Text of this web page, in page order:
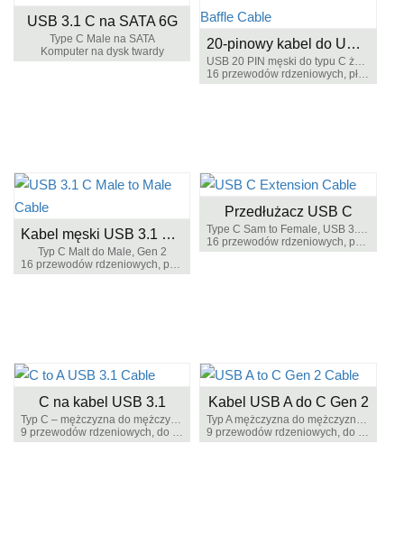
USB 3.1 C na SATA 6G
Type C Male na SATA
Komputer na dysk twardy
20-pinowy kabel do USB-C PCI Baffle
USB 20 PIN męski do typu C żeńskiego
16 przewodów rdzeniowych, płyta główna do panelu
Kabel męski USB 3.1 C do męskiego
Typ C Malt do Male, Gen 2
16 przewodów rdzeniowych, pełna funkcjonalność
Przedłużacz USB C
Type C Sam to Female, USB 3.1 Gen 2
16 przewodów rdzeniowych, pełna funkcjonalność
C na kabel USB 3.1
Typ C – mężczyzna do mężczyzny
9 przewodów rdzeniowych, do ładowania i synchronizacji danych
Kabel USB A do C Gen 2
Typ A mężczyzna do mężczyzny typu C
9 przewodów rdzeniowych, do ładowania i synchronizacji danych